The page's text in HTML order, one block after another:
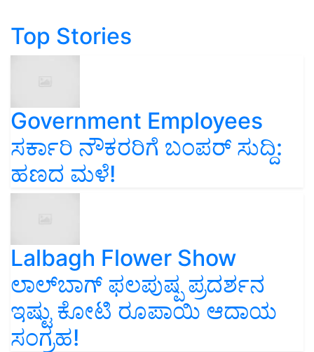
Top Stories
Government Employees
ಸರ್ಕಾರಿ ನೌಕರರಿಗೆ ಬಂಪರ್‌ ಸುದ್ದಿ:
ಹಣದ ಮಳೆ!
Lalbagh Flower Show
ಲಾಲ್‌ಬಾಗ್ ಫಲಪುಷ್ಪ ಪ್ರದರ್ಶನ
ಇಷ್ಟು ಕೋಟಿ ರೂಪಾಯಿ ಆದಾಯ
ಸಂಗ್ರಹ!